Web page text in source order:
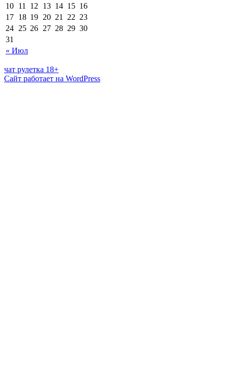
« Июл
10 11 12 13 14 15 16
17 18 19 20 21 22 23
24 25 26 27 28 29 30
31
чат рулетка 18+
Сайт работает на WordPress